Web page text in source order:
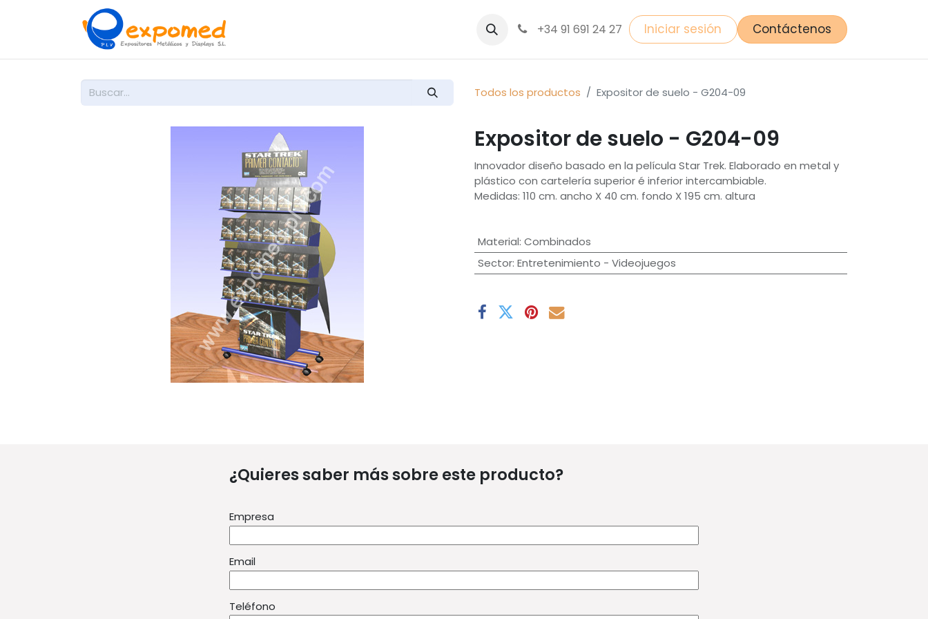
+34 91 691 24 27 Iniciar sesión Contáctenos
Todos los productos Expositor de suelo - G204-09
Expositor de suelo - G204-09
Innovador diseño basado en la película Star Trek. Elaborado en metal y
plástico con cartelería superior é inferior intercambiable.
Medidas: 110 cm. ancho X 40 cm. fondo X 195 cm. altura
Material: Combinados
Sector: Entretenimiento - Videojuegos
¿Quieres saber más sobre este producto?
Empresa
Email
Teléfono